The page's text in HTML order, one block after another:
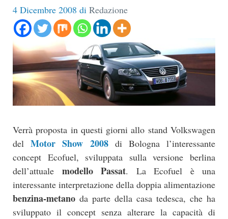
4 Dicembre 2008 di Redazione
Verrà proposta in questi giorni allo stand Volkswagen
delMotor Show 2008di Bologna l’interessante
concept Ecofuel, sviluppata sulla versione berlina
dell’attuale modello Passat. La Ecofuel è una
interessante interpretazione della doppia alimentazione
benzina-metano da parte della casa tedesca, che ha
sviluppato il concept senza alterare la capacità di